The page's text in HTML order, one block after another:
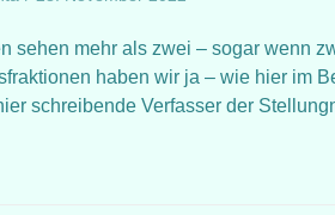
sehen mehr als zwei – sogar wenn
haben wir ja – wie hier im
schreibende Verfasser der